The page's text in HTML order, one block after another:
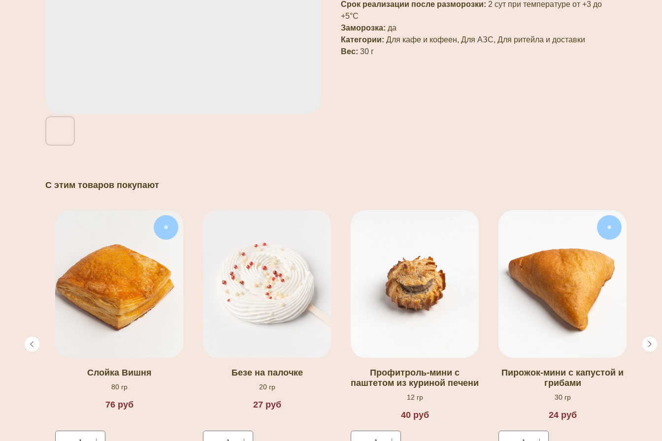
Срок реализации после разморозки: 2 сут при температуре от +3 до
+5°С
Заморозка: да
Категории: Для кафе и кофеен, Для АЗС, Для ритейла и доставки
Вес: 30 г
С этим товаров покупают
❅
Слойка Вишня
80 гр
76 руб
Безе на палочке
20 гр
27 руб
Профитроль-мини с
паштетом из куриной печени
12 гр
40 руб
❅
Пирожок-мини с капустой и
грибами
30 гр
24 руб